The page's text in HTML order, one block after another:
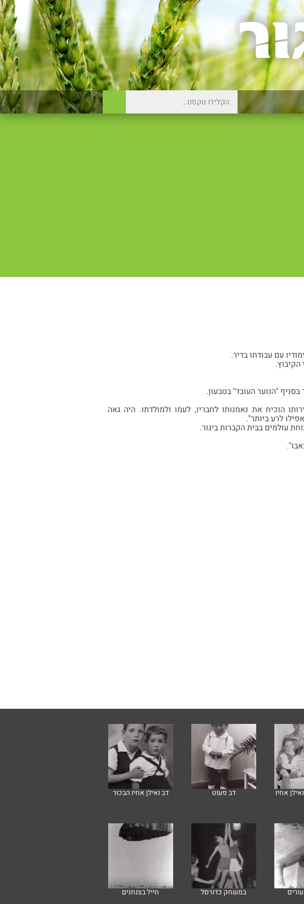
עם עבודתו בדיר.
"הנוער העובד" בטבעון.
קורס מ"כ ובשירותו הוכיח את נאמנותו לחבריו, לעמו ולמולדתו. היה גאה
לרע ביותר".
אחיו דב פעוט דב ואילן אחיו הבכור
במשחק כדורסל חייל בצנחנים